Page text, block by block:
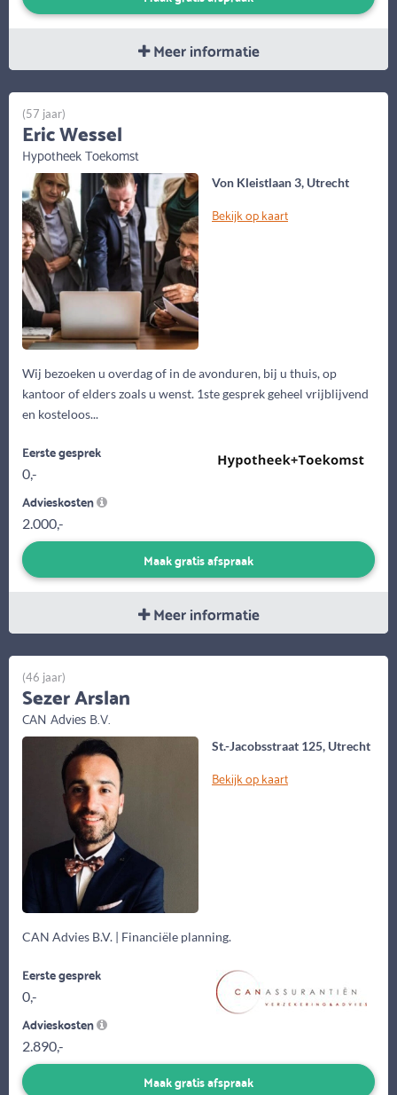
Meer informatie
Von Kleistlaan 3, Utrecht
Bekijk op kaart
Wij bezoeken u overdag of in de avonduren, bij u thuis, op
kantoor of elders zoals u wenst. 1ste gesprek geheel vrijblijvend
en kosteloos...
(57 jaar)
Eric Wessel
Hypotheek Toekomst
Eerste gesprek
0,-
Advieskosten
2.000,-
Maak gratis afspraak
Meer informatie
St.-Jacobsstraat 125, Utrecht
Bekijk op kaart
CAN Advies B.V. | Financiële planning.
(46 jaar)
Sezer Arslan
CAN Advies B.V.
Eerste gesprek
0,-
Advieskosten
2.890,-
Maak gratis afspraak